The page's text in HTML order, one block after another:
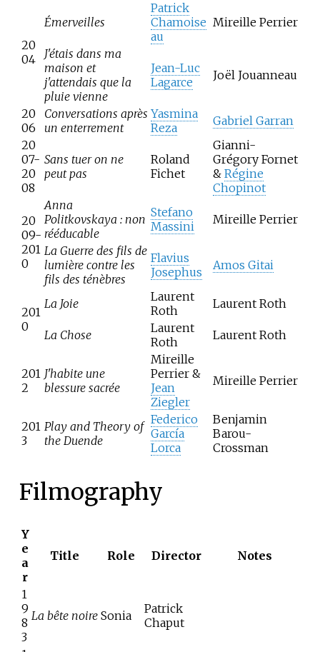
20
04
Émerveilles
Patrick
Chamoise
au
Mireille Perrier
J'étais dans ma
maison et
j'attendais que la
pluie vienne
Jean-Luc
Lagarce
Joël Jouanneau
20
06
Conversations après
un enterrement
Yasmina
Reza
Gabriel Garran
20
07-
20
08
Sans tuer on ne
peut pas
Roland
Fichet
Gianni-
Grégory Fornet
& Régine
Chopinot
20
09-
201
0
Anna
Politkovskaya : non
rééducable
Stefano
Massini
Mireille Perrier
La Guerre des fils de
lumière contre les
fils des ténèbres
Flavius
Josephus
Amos Gitai
201
0
La Joie
Laurent
Roth
Laurent Roth
La Chose
Laurent
Roth
Laurent Roth
201
2
J'habite une
blessure sacrée
Mireille
Perrier &
Jean
Ziegler
Mireille Perrier
201
3
Play and Theory of
the Duende
Federico
García
Lorca
Benjamin
Barou-
Crossman
Filmography
Y
e
a
r
Title Role Director Notes
1
9
8
3
La bête noire Sonia
Patrick
Chaput